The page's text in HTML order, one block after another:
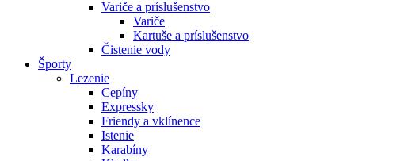
Variče a príslušenstvo
Variče
Kartuše a príslušenstvo
Čistenie vody
Športy
Lezenie
Cepíny
Expressky
Friendy a vklínence
Istenie
Karabíny